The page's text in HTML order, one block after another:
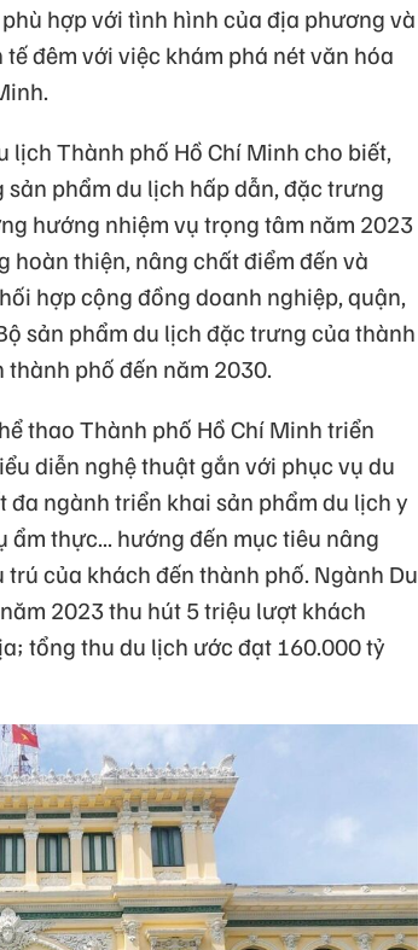
hợp với tình hình của địa phương và
đêm với việc khám phá nét văn hóa
lịch Thành phố Hồ Chí Minh cho biết,
phẩm du lịch hấp dẫn, đặc trưng
hướng nhiệm vụ trọng tâm năm 2023
hoàn thiện, nâng chất điểm đến và
hợp cộng đồng doanh nghiệp, quận,
sản phẩm du lịch đặc trưng của thành
phố đến năm 2030.
thao Thành phố Hồ Chí Minh triển
diễn nghệ thuật gắn với phục vụ du
đa ngành triển khai sản phẩm du lịch y
thực... hướng đến mục tiêu nâng
của khách đến thành phố. Ngành Du
2023 thu hút 5 triệu lượt khách
tổng thu du lịch ước đạt 160.000 tỷ